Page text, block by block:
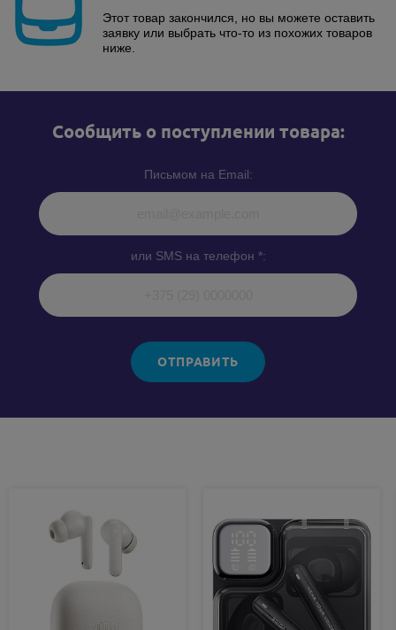
Этот товар закончился, но вы можете оставить
заявку или выбрать что-то из похожих товаров
ниже.
Cообщить о поступлении товара:
Письмом на Email:
или SMS на телефон *:
ОТПРАВИТЬ